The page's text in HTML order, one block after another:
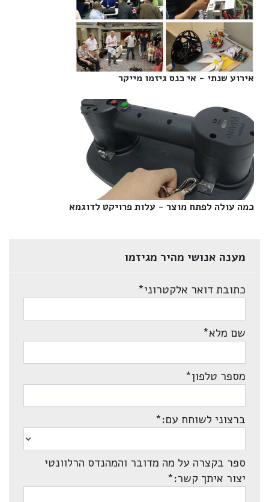
אירוע שנתי - אי כנס גיזמו מייקר‎
כמה עולה לפתח מוצר - עלות פרויקט לדוגמא‎
מענה אנושי מהיר מגיזמו
כתובת דואר אלקטרוני*
שם מלא*
מספר טלפון*
ברצוני לשוחח עם:*
ספר בקצרה על מה מדובר והמהנדס הרלוונטי
יצור איתך קשר:*